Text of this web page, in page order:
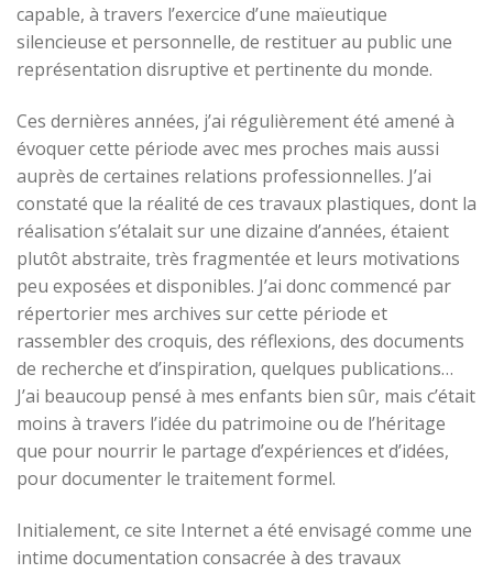
capable, à travers l’exercice d’une maïeutique
silencieuse et personnelle, de restituer au public une
représentation disruptive et pertinente du monde.
Ces dernières années, j’ai régulièrement été amené à
évoquer cette période avec mes proches mais aussi
auprès de certaines relations professionnelles. J’ai
constaté que la réalité de ces travaux plastiques, dont la
réalisation s’étalait sur une dizaine d’années, étaient
plutôt abstraite, très fragmentée et leurs motivations
peu exposées et disponibles. J’ai donc commencé par
répertorier mes archives sur cette période et
rassembler des croquis, des réflexions, des documents
de recherche et d’inspiration, quelques publications…
J’ai beaucoup pensé à mes enfants bien sûr, mais c’était
moins à travers l’idée du patrimoine ou de l’héritage
que pour nourrir le partage d’expériences et d’idées,
pour documenter le traitement formel.
Initialement, ce site Internet a été envisagé comme une
intime documentation consacrée à des travaux